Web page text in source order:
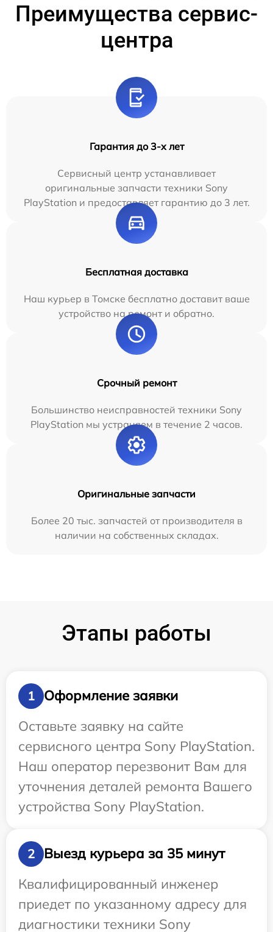
Преимущества сервис-
центра
Гарантия до 3-х лет
Сервисный центр устанавливает
оригинальные запчасти техники Sony
PlayStation и предоставляет гарантию до 3 лет.
Бесплатная доставка
Наш курьер в Томске бесплатно доставит ваше
устройство на ремонт и обратно.
Срочный ремонт
Большинство неисправностей техники Sony
PlayStation мы устраняем в течение 2 часов.
Оригинальные запчасти
Более 20 тыс. запчастей от производителя в
наличии на собственных складах.
Этапы работы
1
Оформление заявки
Оставьте заявку на сайте
сервисного центра Sony PlayStation.
Наш оператор перезвонит Вам для
уточнения деталей ремонта Вашего
устройства Sony PlayStation.
2
Выезд курьера за 35 минут
Квалифицированный инженер
приедет по указанному адресу для
диагностики техники Sony